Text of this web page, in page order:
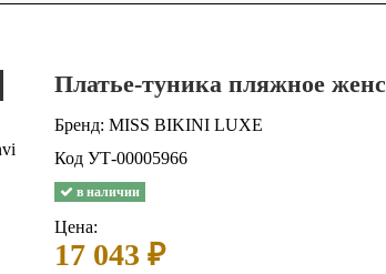
Платье-туника пляжное
Бренд: MISS BIKINI LUXE
Код УТ-00005966
в наличии
Цена:
17 043 ₽